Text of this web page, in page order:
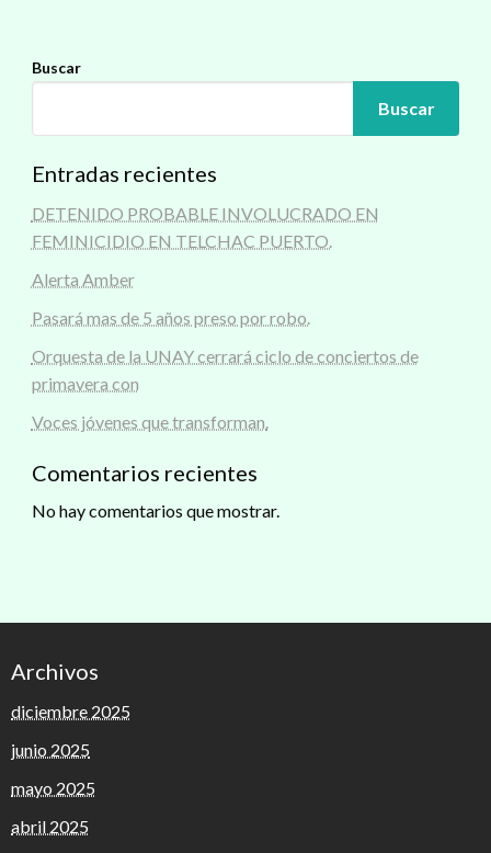
Buscar
Buscar
Entradas recientes
DETENIDO PROBABLE INVOLUCRADO EN
FEMINICIDIO EN TELCHAC PUERTO.
Alerta Amber
Pasará mas de 5 años preso por robo.
Orquesta de la UNAY cerrará ciclo de conciertos de
primavera con
Voces jóvenes que transforman.
Comentarios recientes
No hay comentarios que mostrar.
Archivos
diciembre 2025
junio 2025
mayo 2025
abril 2025